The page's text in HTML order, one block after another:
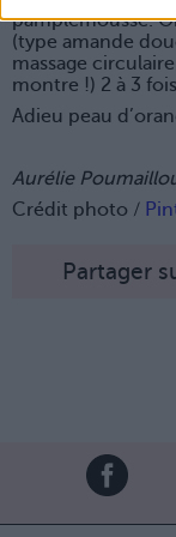
pamplemousse.
(type amande
massage
montre !) 2 à 3
Adieu peau
Aurélie
Crédit photo /
Partager